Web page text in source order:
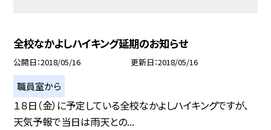
全校なかよしハイキング延期のお知らせ
公開日 2018/05/16 更新日 2018/05/16
職員室から
１８日（金）に予定している全校なかよしハイキングですが、
天気予報で当日は雨天との...